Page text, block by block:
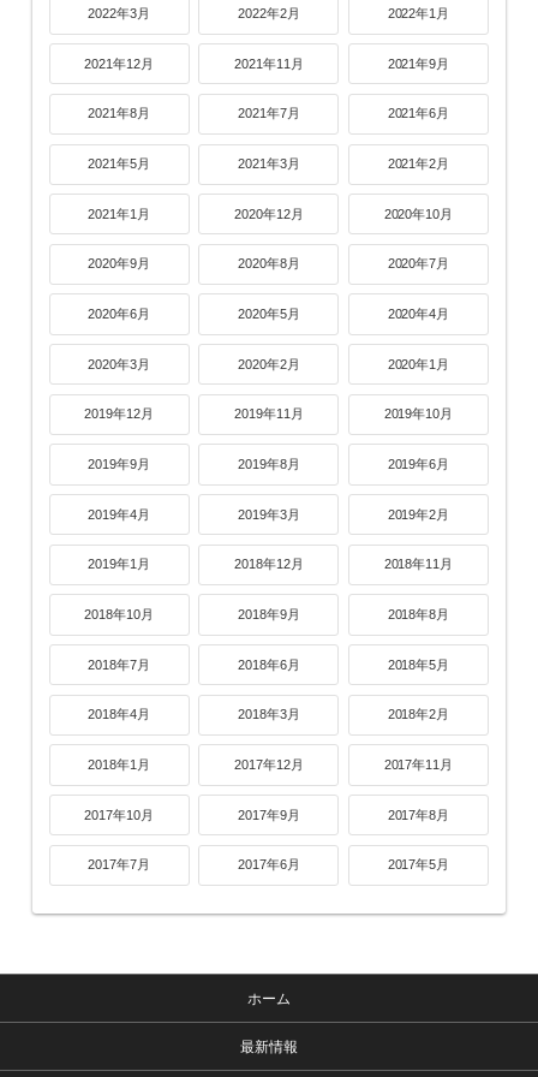
2022年3月 2022年2月 2022年1月
2021年12月 2021年11月 2021年9月
2021年8月 2021年7月 2021年6月
2021年5月 2021年3月 2021年2月
2021年1月 2020年12月 2020年10月
2020年9月 2020年8月 2020年7月
2020年6月 2020年5月 2020年4月
2020年3月 2020年2月 2020年1月
2019年12月 2019年11月 2019年10月
2019年9月 2019年8月 2019年6月
2019年4月 2019年3月 2019年2月
2019年1月 2018年12月 2018年11月
2018年10月 2018年9月 2018年8月
2018年7月 2018年6月 2018年5月
2018年4月 2018年3月 2018年2月
2018年1月 2017年12月 2017年11月
2017年10月 2017年9月 2017年8月
2017年7月 2017年6月 2017年5月
ホーム
最新情報